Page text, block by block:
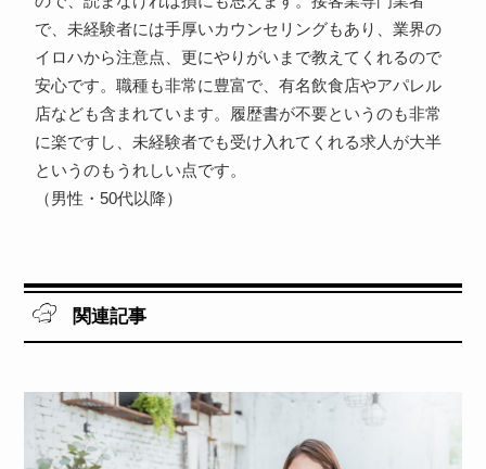
で、未経験者には手厚いカウンセリングもあり、業界の
イロハから注意点、更にやりがいまで教えてくれるので
安心です。職種も非常に豊富で、有名飲食店やアパレル
店なども含まれています。履歴書が不要というのも非常
に楽ですし、未経験者でも受け入れてくれる求人が大半
というのもうれしい点です。
（男性・50代以降）
関連記事